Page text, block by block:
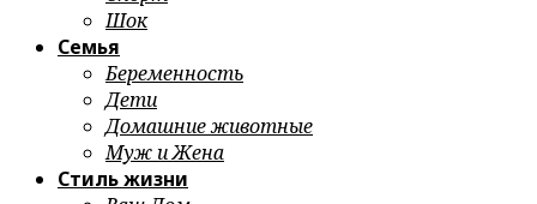
Шок
Семья
Беременность
Дети
Домашние животные
Муж и Жена
Стиль жизни